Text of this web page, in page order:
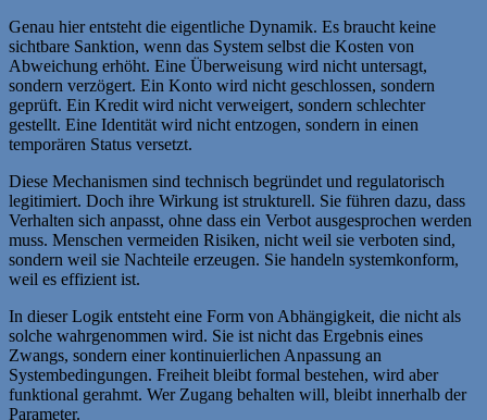
Genau hier entsteht die eigentliche Dynamik. Es braucht keine
sichtbare Sanktion, wenn das System selbst die Kosten von
Abweichung erhöht. Eine Überweisung wird nicht untersagt,
sondern verzögert. Ein Konto wird nicht geschlossen, sondern
geprüft. Ein Kredit wird nicht verweigert, sondern schlechter
gestellt. Eine Identität wird nicht entzogen, sondern in einen
temporären Status versetzt.
Diese Mechanismen sind technisch begründet und regulatorisch
legitimiert. Doch ihre Wirkung ist strukturell. Sie führen dazu, dass
Verhalten sich anpasst, ohne dass ein Verbot ausgesprochen werden
muss. Menschen vermeiden Risiken, nicht weil sie verboten sind,
sondern weil sie Nachteile erzeugen. Sie handeln systemkonform,
weil es effizient ist.
In dieser Logik entsteht eine Form von Abhängigkeit, die nicht als
solche wahrgenommen wird. Sie ist nicht das Ergebnis eines
Zwangs, sondern einer kontinuierlichen Anpassung an
Systembedingungen. Freiheit bleibt formal bestehen, wird aber
funktional gerahmt. Wer Zugang behalten will, bleibt innerhalb der
Parameter.